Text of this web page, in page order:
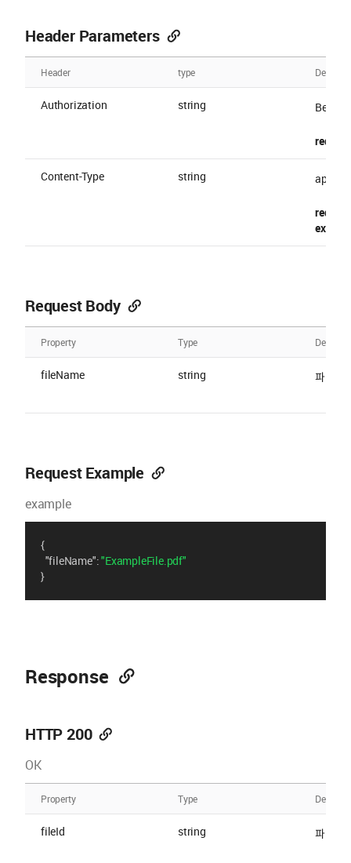
Header Parameters
Header type
Authorization string Bearer
Content-Type string
Request Body
Property Type
fileName string 파일 이
Request Example
example
{
"fileName": "ExampleFile.pdf"
}
Response
HTTP 200
OK
Property Type
fileId string 파일 ID